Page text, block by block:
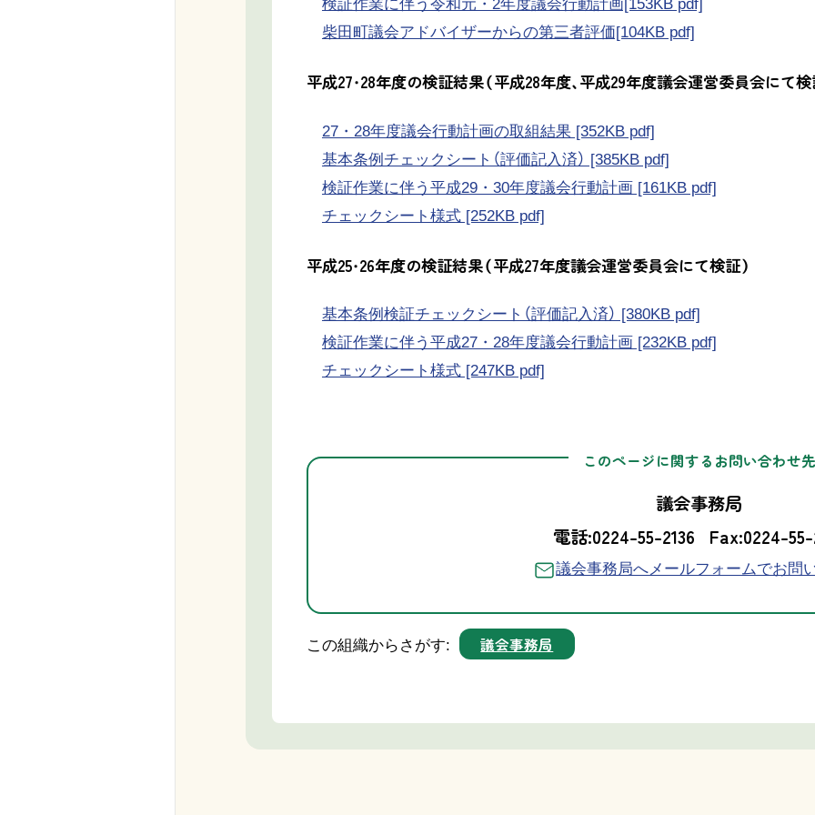
検証作業に伴う令和元・2年度議会行動計画[153KB pdf]
柴田町議会アドバイザーからの第三者評価[104KB pdf]
平成27・28年度の検証結果（平成28年度、平成29年度議会運営委員会にて検
27・28年度議会行動計画の取組結果 [352KB pdf]
基本条例チェックシート（評価記入済） [385KB pdf]
検証作業に伴う平成29・30年度議会行動計画 [161KB pdf]
チェックシート様式 [252KB pdf]
平成25・26年度の検証結果（平成27年度議会運営委員会にて検証）
基本条例検証チェックシート（評価記入済） [380KB pdf]
検証作業に伴う平成27・28年度議会行動計画 [232KB pdf]
チェックシート様式 [247KB pdf]
このページに関するお問い合わせ先
議会事務局
電話:0224-55-2136
Fax:0224-55-
議会事務局へメールフォームでお問
この組織からさがす: 議会事務局